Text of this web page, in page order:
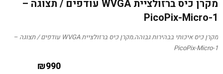
מקרן כיס ברזולציית WVGA עודפים / תצוגה –
PicoPix-Micro-1
מקרן כיס איכותי בבהירות גבוהה.מקרן כיס ברזולציית WVGA עודפים / תצוגה –
PicoPix-Micro-1
₪990